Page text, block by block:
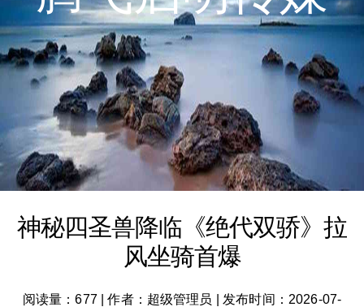
神秘四圣兽降临《绝代双骄》拉
风坐骑首爆
阅读量：677|作者：超级管理员
发布时间：2026-07-